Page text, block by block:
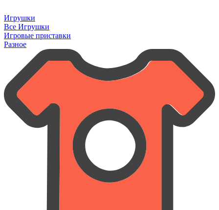
Игрушки
Все Игрушки
Игровые приставки
Разное